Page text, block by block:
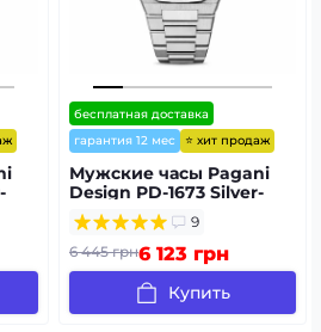
бесплатная доставка
гарантия 12 мес
⭐ хит продаж
Мужские часы Pagani
Design PD-1673 Silver-
Black
9
6 445 грн6 123 грн
Купить